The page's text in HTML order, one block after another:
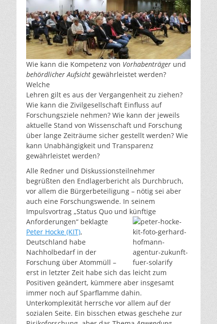
Wie kann die Kompetenz von Vorhabenträger und
behördlicher Aufsicht gewährleistet werden?
Welche
Lehren gilt es aus der Vergangenheit zu ziehen?
Wie kann die Zivilgesellschaft Einfluss auf
Forschungsziele nehmen? Wie kann der jeweils
aktuelle Stand von Wissenschaft und Forschung
über lange Zeiträume sicher gestellt werden? Wie
kann Unabhängigkeit und Transparenz
gewährleistet werden?
Alle Redner und Diskussionsteilnehmer
begrüßten den Endlagerbericht als Durchbruch,
vor allem die Bürgerbeteiligung – nötig sei aber
auch eine Forschungswende. In seinem
Impulsvortrag „Status Quo und künftige
Anforderungen“ beklagte
Peter Hocke (KIT),
Deutschland habe
Nachholbedarf in der
Forschung über Atommüll –
erst in letzter Zeit habe sich das leicht zum
Positiven geändert, kümmere aber insgesamt
immer noch auf Sparflamme dahin.
Unterkomplexität herrsche vor allem auf der
sozialen Seite. Ein bisschen etwas geschehe zur